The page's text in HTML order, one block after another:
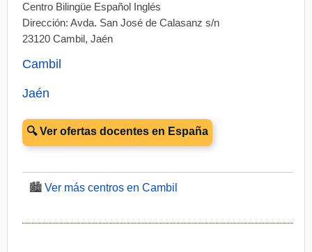
Centro Bilingüe Español Inglés
Dirección: Avda. San José de Calasanz s/n
23120 Cambil, Jaén
Cambil
Jaén
🔍 Ver ofertas docentes en España
🏙️Ver más centros en Cambil